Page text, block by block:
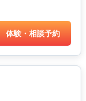
体験・相談予約